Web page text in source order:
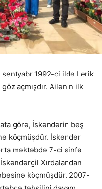
1992-ci ildə Lerik
açmışdır. Ailənin ilk
görə, İskəndərin beş
köçmüşdür. İskəndər
məktəbdə 7-ci sinfə
Xırdalandan
köçmüşdür. 2007-